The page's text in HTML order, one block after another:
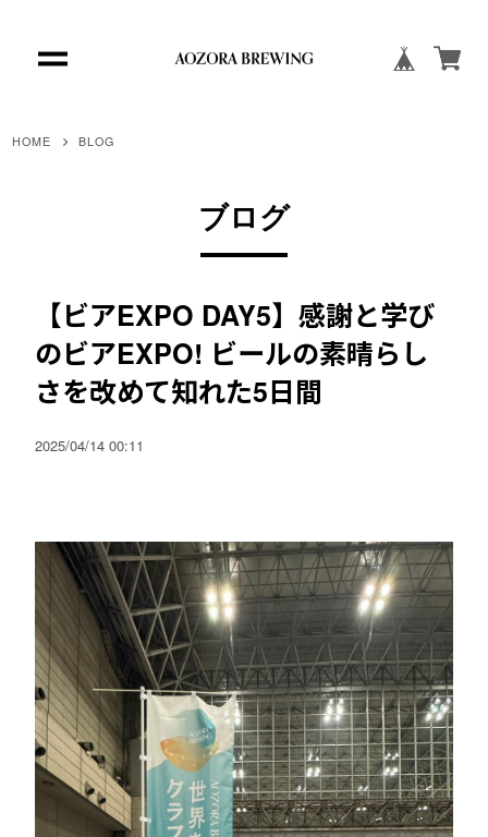
HOME BLOG
ブログ
【ビアEXPO DAY5】感謝と学び
のビアEXPO! ビールの素晴らし
さを改めて知れた5日間
2025/04/14 00:11